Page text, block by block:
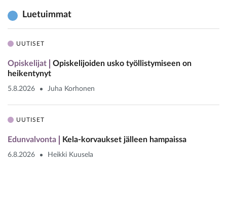
Luetuimmat
UUTISET
Opiskelijat
Opiskelijoiden usko työllistymiseen on
heikentynyt
5.8.2026 Juha Korhonen
UUTISET
Edunvalvonta Kela-korvaukset jälleen hampaissa
6.8.2026 Heikki Kuusela